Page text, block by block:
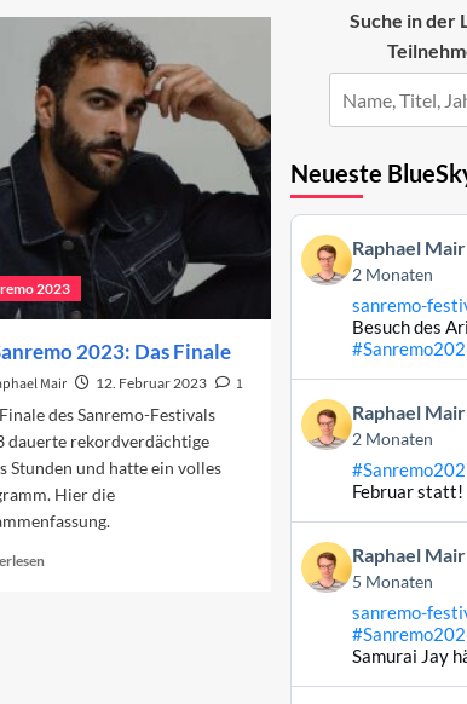
2023
2023: Das Finale
Mair 12. Februar 2023
1
des Sanremo-Festivals
dauerte rekordverdächtige
Stunden und hatte ein volles
Hier die
Read
Suche in der
Neueste
Beitrag
von
Raphael
Raphael Mair
2 Monaten
sanremo-
Besuch des
Beitrag
von
Raphael
Bluesky
ansehen
Raphael Mair
2 Monaten
Februar statt!
Beitrag
von
Raphael
Raphael Mair
5 Monaten
sanremo-
Samurai Jay